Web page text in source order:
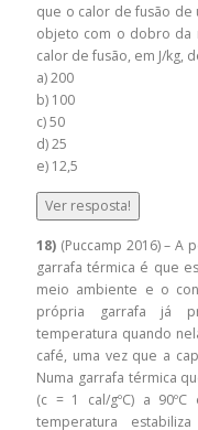
que o calor de fusão de
objeto com o dobro da
calor de fusão, em J/kg,
a) 200
b) 100
c) 50
d) 25
e) 12,5
Ver resposta!
18) (Puccamp 2016) – A
garrafa térmica é que
meio ambiente e o
própria garrafa já
temperatura quando
café, uma vez que a
Numa garrafa térmica
(c = 1 cal/gºC) a
temperatura